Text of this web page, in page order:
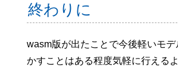
終わりに
wasm版が出たことで今後軽いモ
かすことはある程度気軽に行える